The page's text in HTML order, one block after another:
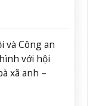
và Công an
với hội
xã anh –